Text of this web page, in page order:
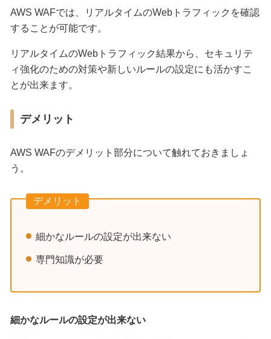
AWS WAFでは、リアルタイムのWebトラフィックを確認
することが可能です。
リアルタイムのWebトラフィック結果から、セキュリテ
ィ強化のための対策や新しいルールの設定にも活かすこ
とが出来ます。
デメリット
AWS WAFのデメリット部分について触れておきましょ
う。
デメリット
細かなルールの設定が出来ない
専門知識が必要
細かなルールの設定が出来ない